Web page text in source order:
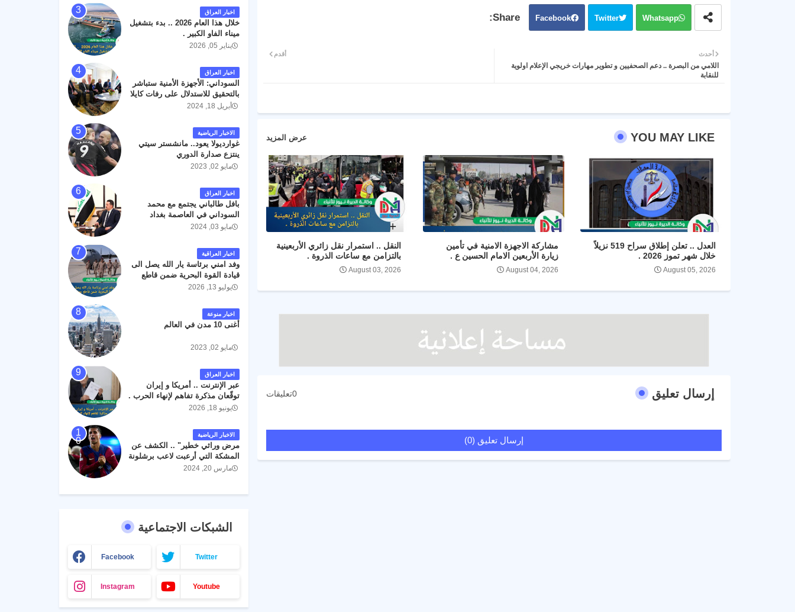
Facebook Twitter Whatsapp
أحدث
اللامي من البصرة .. دعم الصحفيين و تطوير مهارات خريجي الإعلام اولوية
للنقابة
أقدم
YOU MAY LIKE عرض المزيد
العدل .. تعلن إطلاق سراح 519 نزيلاً
خلال شهر تموز 2026 .
August 05, 2026
مشاركة الاجهزة الامنية في تأمين
زيارة الأربعين الامام الحسين ع .
August 04, 2026
النقل .. استمرار نقل زائري الأربعينية
بالتزامن مع ساعات الذروة .
August 03, 2026
إرسال تعليق 0تعليقات
إرسال تعليق (0)
البصرة الدولي اليوم الاثنين على
الطريق المؤدي من البوابة
الرئيسة الى صالة المسافرين .
حيث كان سبب الحادث يعود
لتصادم عجلته مع عجلة نوع كيا بنكو
مطار البصرة الدولي . سائلين الله
عز وجل ان يتغمد الفقيد بواسع
رحمته ، و انا لله وانا اليه راجعون .
اخبار العراق
خلال هذا العام 2026 .. بدء بتشغيل
ميناء الفاو الكبير .
يناير 05, 2026
اخبار العراق
السوداني: الأجهزة الأمنية ستباشر
بالتحقيق للاستدلال على رفات كايلا
مولرأبريل 18, 2024
الاخبار الرياضية
غوارديولا يعود.. مانشستر سيتي
ينتزع صدارة الدوري
مايو 02, 2023
اخبار العراق
بافل طالباني يجتمع مع محمد
السوداني في العاصمة بغداد
مايو 03, 2024
اخبار العراقية
وفد امني برئاسة يار الله يصل الى
قيادة القوة البحرية ضمن قاطع
عمليات البصرة .
يوليو 13, 2026
اخبار منوعة
أغنى 10 مدن في العالم
مايو 02, 2023
اخبار العراق
عبر الإنترنت .. أمريكا و إيران
توقّعان مذكرة تفاهم لإنهاء الحرب .
يونيو 18, 2026
الاخبار الرياضية
مرض وراثي خطير" .. الكشف عن
المشكة التي أرعبت لاعب برشلونة
جواو كانسيلو
مارس 20, 2024
الشبكات الاجتماعية
Facebook Twitter
Instagram Youtube